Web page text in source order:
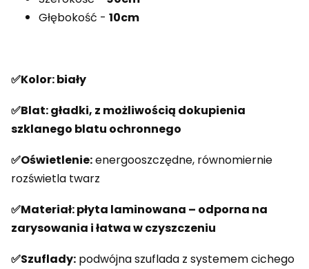
Głębokość - 10cm
✅Kolor: biały
✅Blat:gładki, z możliwością dokupienia
szklanego blatu ochronnego
✅Oświetlenie:energooszczędne, równomiernie
rozświetla twarz
✅Materiał:płyta laminowana – odporna na
zarysowania i łatwa w czyszczeniu
✅Szuflady: podwójna szuflada z systemem cichego